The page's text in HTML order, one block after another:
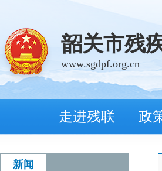
韶关市残
www.sgdpf.org.cn
走进残联 政
新闻